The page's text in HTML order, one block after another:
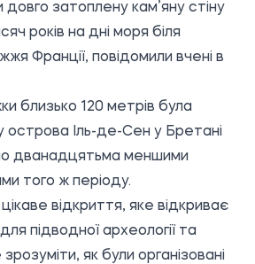
затоплену кам’яну стіну
років на дні моря біля
Франції, повідомили вчені в
близько 120 метрів була
острова Іль-де-Сен у Бретані
дванадцятьма меншими
того ж періоду.
відкриття, яке відкриває
підводної археології та
як були організовані